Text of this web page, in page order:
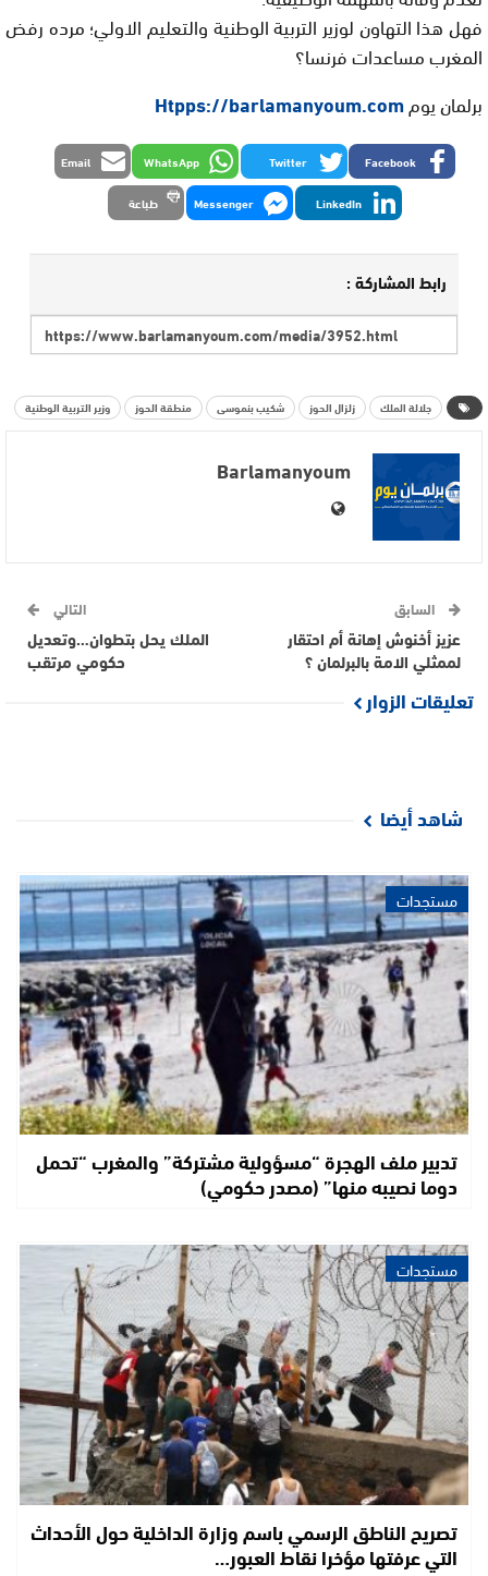
فهل هذا التهاون لوزير التربية الوطنية والتعليم الاولي؛ مرده رفض
المغرب مساعدات فرنسا؟
برلمان يومHtpps://barlamanyoum.com
Facebook
Twitter
WhatsApp
Email
LinkedIn
Messenger طباعة
رابط المشاركة :
جلالة الملك زلزال الحوز شكيب بنموسى منطقة الحوز وزير التربية الوطنية
Barlamanyoum
السابق
عزيز أخنوش إهانة أم احتقار
لممثلي الامة بالبرلمان ؟
التالي
الملك يحل بتطوان…وتعديل
حكومي مرتقب
تعليقات الزوار
شاهد أيضا
مستجدات
تدبير ملف الهجرة “مسؤولية مشتركة” والمغرب “تحمل
دوما نصيبه منها” (مصدر حكومي)
مستجدات
تصريح الناطق الرسمي باسم وزارة الداخلية حول الأحداث
التي عرفتها مؤخرا نقاط العبور…